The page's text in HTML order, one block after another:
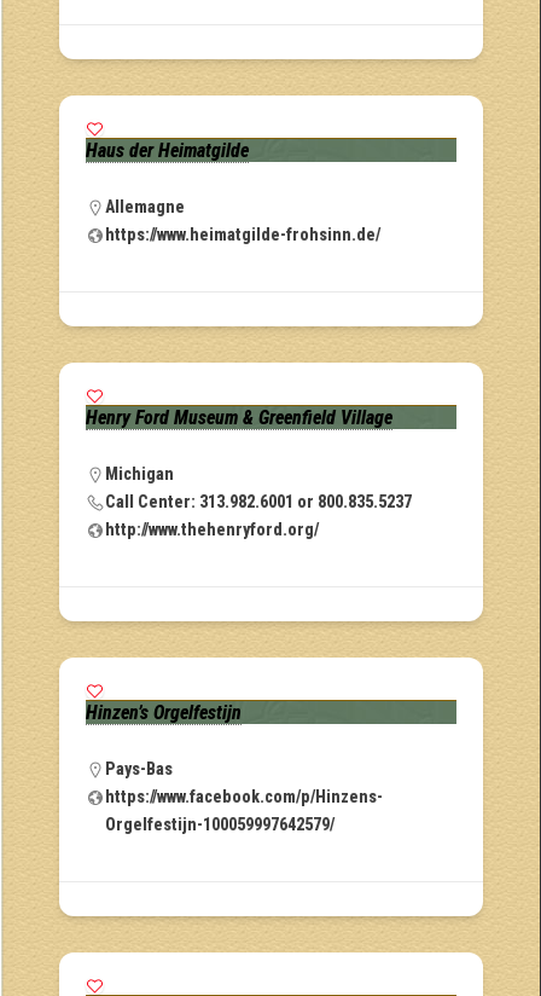
Haus der Heimatgilde
Allemagne
https://www.heimatgilde-frohsinn.de/
Henry Ford Museum & Greenfield Village
Michigan
Call Center: 313.982.6001 or 800.835.5237
http://www.thehenryford.org/
Hinzen’s Orgelfestijn
Pays-Bas
https://www.facebook.com/p/Hinzens-
Orgelfestijn-100059997642579/